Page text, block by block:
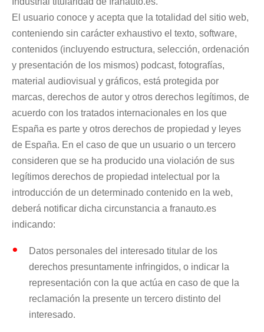
El usuario conoce y acepta que la totalidad del sitio web,
conteniendo sin carácter exhaustivo el texto, software,
contenidos (incluyendo estructura, selección, ordenación
y presentación de los mismos) podcast, fotografías,
material audiovisual y gráficos, está protegida por
marcas, derechos de autor y otros derechos legítimos, de
acuerdo con los tratados internacionales en los que
España es parte y otros derechos de propiedad y leyes
de España. En el caso de que un usuario o un tercero
consideren que se ha producido una violación de sus
legítimos derechos de propiedad intelectual por la
introducción de un determinado contenido en la web,
deberá notificar dicha circunstancia a franauto.es
indicando:
Datos personales del interesado titular de los
derechos presuntamente infringidos, o indicar la
representación con la que actúa en caso de que la
reclamación la presente un tercero distinto del
interesado.